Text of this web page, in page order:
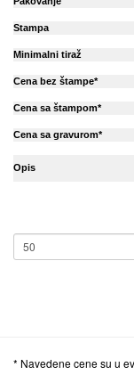
Stampa
Minimalni tiraž
Cena bez štampe*
Cena sa štampom*
Cena sa gravurom*
Opis
* Navedene cene su u